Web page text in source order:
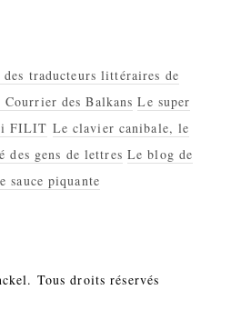
traducteurs littéraires de
Courrier des Balkans Le super
FILIT Le clavier canibale, le
des gens de lettres Le blog de
sauce piquante
Tous droits réservés